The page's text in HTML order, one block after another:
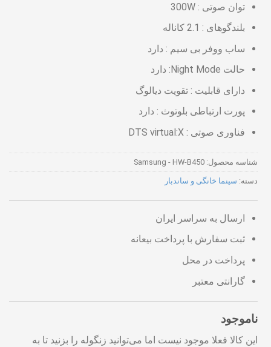
توان صوتی :
بلندگوهای :2.1 کاناله
ساب ووفر بی سیم : دارد
حالت Night Mode:
دارد
دارای قابلیت :تقویت دیالوگ
پورت ارتباطی بلوتوث :دارد
فناوری صوتی :DTS virtual:X
شناسه محصول: Samsung - HW-B450
دسته: سینما خانگی و ساندبار
ارسال به سراسر ایران
ثبت سفارش با پرداخت بیعانه
پرداخت در محل
گارانتی معتبر
ناموجود
این کالا فعلا موجود نیست اما می‌توانید زنگوله را بزنید تا به